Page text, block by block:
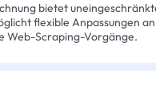
bietet
flexible Anpassungen
Web-Scraping-Vorgänge.